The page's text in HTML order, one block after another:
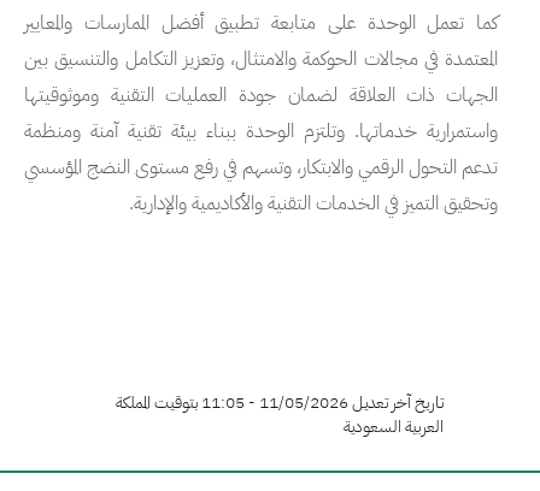
كما تعمل الوحدة على متابعة تطبيق أفضل الممارسات والمعايير
المعتمدة في مجالات الحوكمة والامتثال، وتعزيز التكامل والتنسيق بين
الجهات ذات العلاقة لضمان جودة العمليات التقنية وموثوقيتها
واستمرارية خدماتها. وتلتزم الوحدة ببناء بيئة تقنية آمنة ومنظمة
تدعم التحول الرقمي والابتكار، وتسهم في رفع مستوى النضج المؤسسي
وتحقيق التميز في الخدمات التقنية والأكاديمية والإدارية.
تاريخ آخر تعديل 11/05/2026 - 11:05 بتوقيت المملكة
العربية السعودية